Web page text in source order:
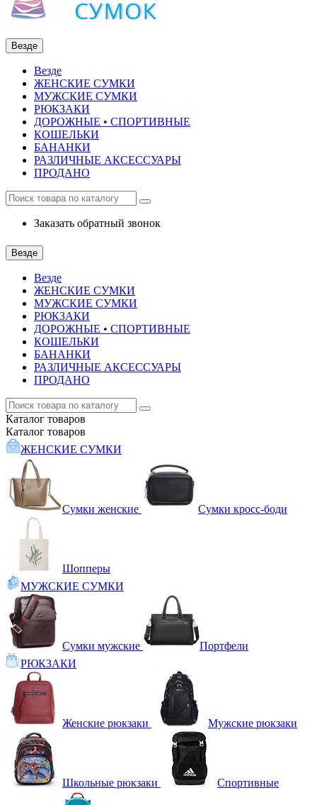
Везде
Везде
ЖЕНСКИЕ СУМКИ
МУЖСКИЕ СУМКИ
РЮКЗАКИ
ДОРОЖНЫЕ • СПОРТИВНЫЕ
КОШЕЛЬКИ
БАНАНКИ
РАЗЛИЧНЫЕ АКСЕССУАРЫ
ПРОДАНО
Заказать обратный звонок
Везде
Везде
ЖЕНСКИЕ СУМКИ
МУЖСКИЕ СУМКИ
РЮКЗАКИ
ДОРОЖНЫЕ • СПОРТИВНЫЕ
КОШЕЛЬКИ
БАНАНКИ
РАЗЛИЧНЫЕ АКСЕССУАРЫ
ПРОДАНО
Каталог товаров
Каталог товаров
ЖЕНСКИЕ СУМКИ
Сумки женские Сумки кросс-боди
Шопперы
МУЖСКИЕ СУМКИ
Сумки мужские
Портфели
РЮКЗАКИ
Женские рюкзаки Мужские рюкзаки
Школьные рюкзаки Спортивные